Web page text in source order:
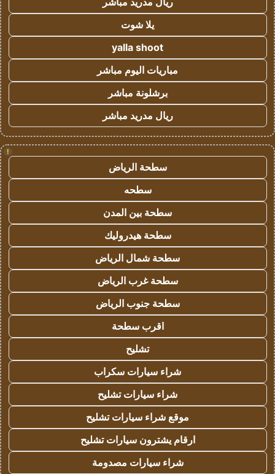
يلا شوت
yalla shoot
مباريات اليوم مباشر
برشلونة مباشر
ريال مدريد مباشر
!
سطحة الرياض
سطحه
سطحة بين المدن
سطحة هيدروليك
سطحة شمال الرياض
سطحة غرب الرياض
سطحة جنوب الرياض
اقرب سطحة
تشليح
شراء سيارات سكراب
شراء سيارات تشليح
موقع شراء سيارات تشليح
ارقام يشترون سيارات تشليح
شراء سيارات مصدومة